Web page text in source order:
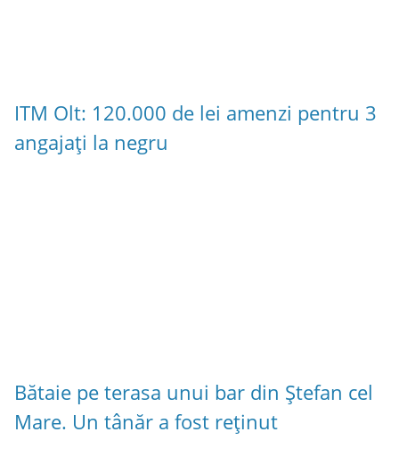
ITM Olt: 120.000 de lei amenzi pentru 3
angajați la negru
Bătaie pe terasa unui bar din Ștefan cel
Mare. Un tânăr a fost reținut